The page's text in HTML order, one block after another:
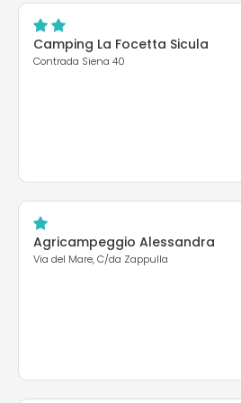
Camping La Focetta Sicula
Contrada Siena 40
Agricampeggio Alessandra
Via del Mare, C/da Zappulla